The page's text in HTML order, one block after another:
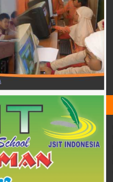
TTL
wonogir, 25 april 1978
AGAMA
Islam
STAT
GTY
GTK